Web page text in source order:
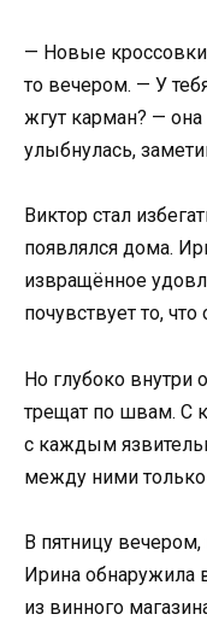
— Новые
то вечером. — У
жгут карман? — она
улыбнулась,
Виктор стал
появлялся дома.
извращённое
почувствует то,
Но глубоко внутри
трещат по швам. С
с каждым
между ними
В пятницу
Ирина обнаружила
из винного